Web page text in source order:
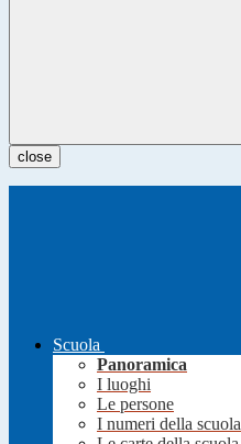
close
Scuola
Panoramica
I luoghi
Le persone
I numeri della scuola